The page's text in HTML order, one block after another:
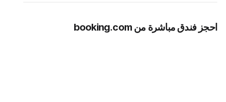
احجز فندق مباشرة من booking.com